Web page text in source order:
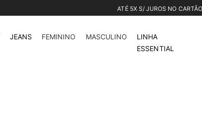
JEANS FEMININO MASCULINO
LINHA
ESSENTIAL